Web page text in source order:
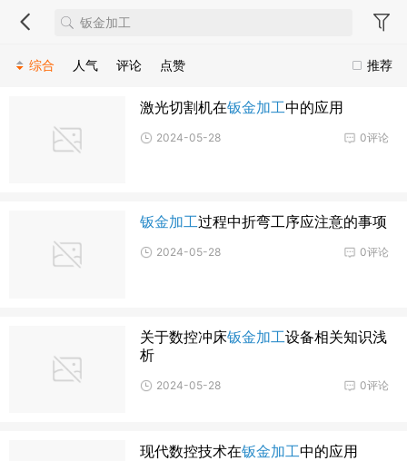
推荐
综合 人气 评论 点赞
激光切割机在钣金加工中的应用
0评论
2024-05-28
钣金加工过程中折弯工序应注意的事项
0评论
2024-05-28
关于数控冲床钣金加工设备相关知识浅
析
0评论
2024-05-28
现代数控技术在钣金加工中的应用